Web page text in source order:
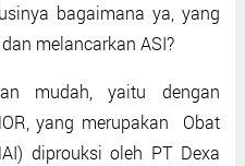
bagaimana ya, yang
melancarkan ASI?
mudah, yaitu dengan
yang merupakan Obat
diprouksi oleh PT Dexa